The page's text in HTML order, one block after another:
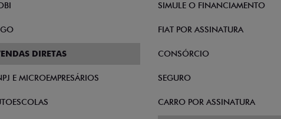
DIRETAS
E MICROEMPRESÁRIOS
SIMULE O FINANCIAMENTO
FIAT POR ASSINATURA
CONSÓRCIO
SEGURO
CARRO POR ASSINATURA